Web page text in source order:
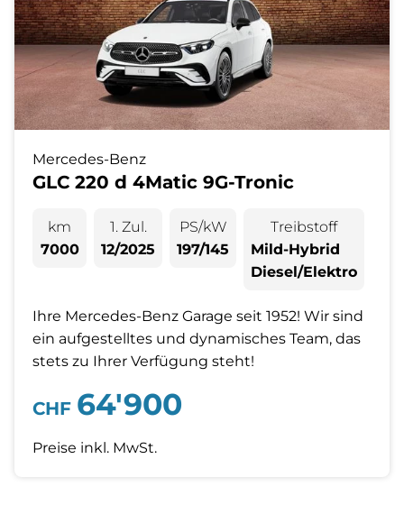
Mercedes-Benz
GLC 220 d 4Matic 9G-Tronic
km
7000
1. Zul.
12/2025
PS/kW
197/145
Treibstoff
Mild-Hybrid
Diesel/Elektro
Ihre Mercedes-Benz Garage seit 1952! Wir sind
ein aufgestelltes und dynamisches Team, das
stets zu Ihrer Verfügung steht!
CHF 64'900
Preise inkl. MwSt.